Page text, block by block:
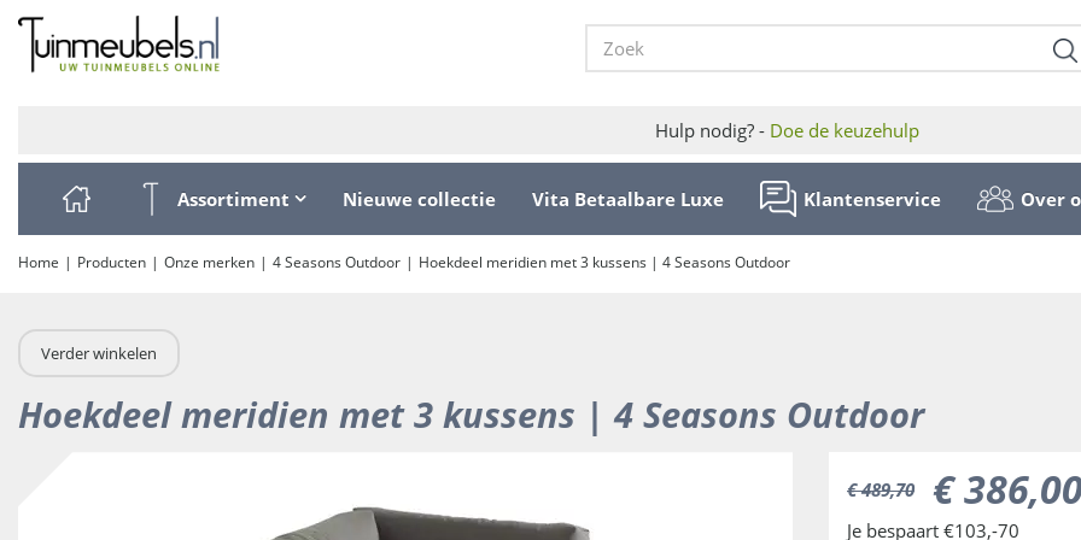
Ga
naar
content
Home Producten Onze merken 4 Seasons Outdoor Hoekdeel meridien met 3 kussens | 4 Seasons Outdoor
Hulp nodig? - Doe de keuzehulp
Assortiment Nieuwe collectie Vita Betaalbare Luxe Klantenservice Over
Verder winkelen
Hoekdeel meridien met 3 kussens | 4 Seasons Outdoor
€ 489,70 €386,
Je bespaart €103,-70